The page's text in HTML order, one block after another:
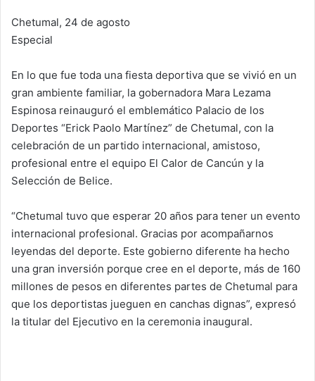
Chetumal, 24 de agosto
Especial
En lo que fue toda una fiesta deportiva que se vivió en un
gran ambiente familiar, la gobernadora Mara Lezama
Espinosa reinauguró el emblemático Palacio de los
Deportes “Erick Paolo Martínez” de Chetumal, con la
celebración de un partido internacional, amistoso,
profesional entre el equipo El Calor de Cancún y la
Selección de Belice.
“Chetumal tuvo que esperar 20 años para tener un evento
internacional profesional. Gracias por acompañarnos
leyendas del deporte. Este gobierno diferente ha hecho
una gran inversión porque cree en el deporte, más de 160
millones de pesos en diferentes partes de Chetumal para
que los deportistas jueguen en canchas dignas”, expresó
la titular del Ejecutivo en la ceremonia inaugural.